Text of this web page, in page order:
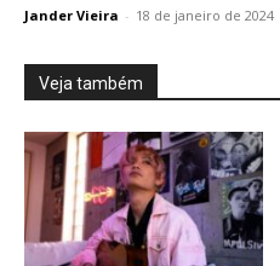
Jander Vieira - 18 de janeiro de 2024
Veja também